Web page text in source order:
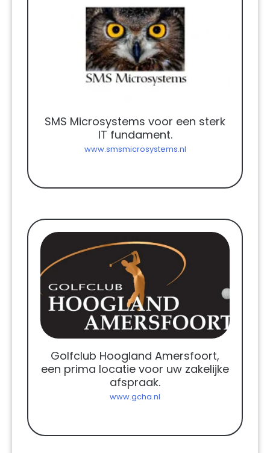
SMS Microsystems voor een sterk
IT fundament.
www.smsmicrosystems.nl
Golfclub Hoogland Amersfoort,
een prima locatie voor uw zakelijke
afspraak.
www.gcha.nl